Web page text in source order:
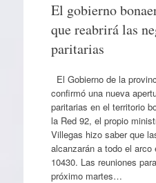
El gobierno
que reabrirá las
paritarias
El Gobierno de la
confirmó una nueva
paritarias en el territorio
la Red 92, el propio
Villegas hizo saber que
alcanzarán a todo el
10430. Las reuniones
próximo martes…